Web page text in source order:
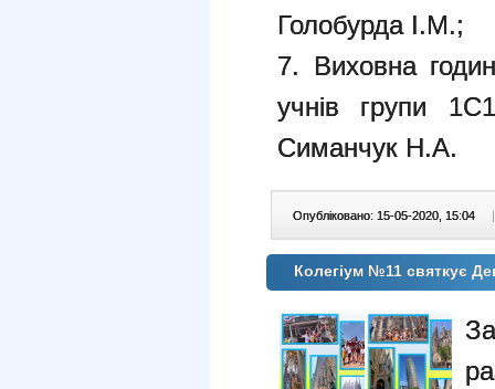
Голобурда І.М.;
7. Виховна
учнів групи
Симанчук Н.А.
Опубліковано: 15-05-2020, 15:04 |
Колегіум №11 святкує